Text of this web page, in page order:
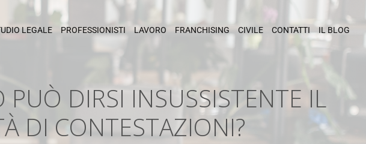
LEGALE PROFESSIONISTI LAVORO FRANCHISING CIVILE CONTATTI IL BLOG
DIRSI INSUSSISTENTE IL
DI CONTESTAZIONI?